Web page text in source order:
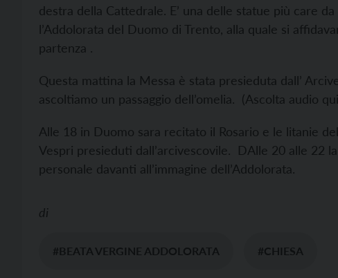
destra della Cattedrale. E’ una delle statue più care
l’Addolorata del Duomo di Trento, alla quale si
partenza .
Questa mattina la Messa è stata presieduta dall’
ascoltiamo un passaggio dell’omelia. (Ascolta audio
Alle 18 in Duomo sara recitato il Rosario e le litanie
Vespri presieduti dall’arcivescovile. DAlle 20 alle 22
personale davanti all’immagine dell’Addolorata.
di
#BEATA VERGINE ADDOLORATA #CHIESA